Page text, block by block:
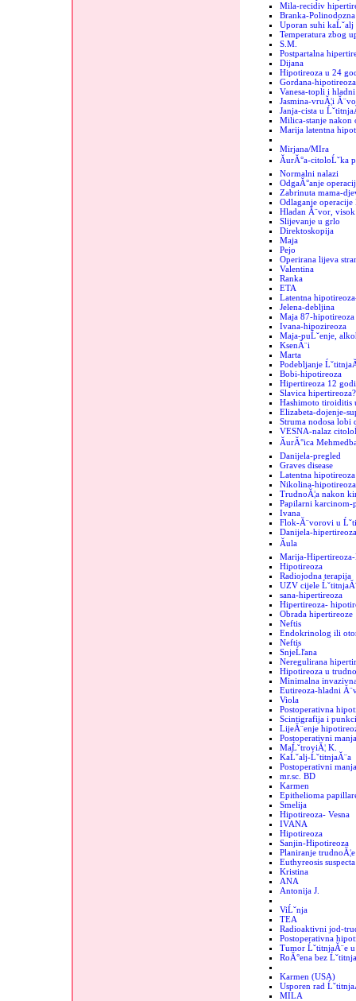
Mila-recidiv
Branka-
Uporan suhi kaĹˇalj
Temperatura zbog
S.M.
Postpartalna
Dijana
Hipotireoza u 24
Gordana-hipotireoza
Vanesa-topli i
Jasmina-vruĂ¦i
Janja-cista u
Milica-stanje nakon
Marija latentna
Mirjana/MIra
ĂurĂ°a-citoloĹˇka
Normalni nalazi
OdgaĂ°anje
Zabrinuta mama-
Odlaganje
Hladan Ă¨vor,
Slijevanje u grlo
Direktoskopija
Maja
Pejo
Operirana lijeva
Valentina
Ranka
ETA
Latentna
Jelena-debljina
Maja 87-hipotireoza
Ivana-hipozireoza
Maja-puĹˇenje,
KsenĂ¨i
Marta
Podebljanje
Bobi-hipotireoza
Hipertireoza 12
Slavica hipertireoza?
Hashimoto tiroiditis
Elizabeta-dojenje-
Struma nodosa lobi
VESNA-nalaz
ĂurĂ°ica
Danijela-pregled
Graves disease
Latentna hipotireoza
Nikolina-hipotireoza
TrudnoĂ¦a nakon
Papilarni karcinom-
Ivana
Flok-Ă¨vorovi u
Danijela-hipertireoza
Ăula
Marija-
Hipotireoza
Radiojodna terapija
UZV cijele
sana-hipertireoza
Hipertireoza-
Obrada hipertireoze
Neftis
Endokrinolog ili
Neftis
SnjeĹľana
Neregulirana
Hipotireoza u
Minimalna
Eutireoza-hladni
Viola
Postoperativna
Scintigrafija i
LijeĂ¨enje
Postoperativni
MaĹˇtroviĂ¦ K.
KaĹˇalj-ĹˇtitnjaĂ¨a
Postoperativni
mr.sc. BD
Karmen
Epithelioma
Smelija
Hipotireoza- Vesna
IVANA
Hipotireoza
Sanjin-Hipotireoza
Planiranje trudnoĂ¦e
Euthyreosis suspecta
Kristina
ANA
Antonija J.
ViĹˇnja
TEA
Radioaktivni jod-
Postoperativna
Tumor ĹˇtitnjaĂ¨e
RoĂ°ena bez
Karmen (USA)
Usporen rad
MILA